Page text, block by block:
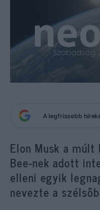
A legfrissebb
Elon Musk a múlt
Bee-nek adott
elleni egyik
nevezte a